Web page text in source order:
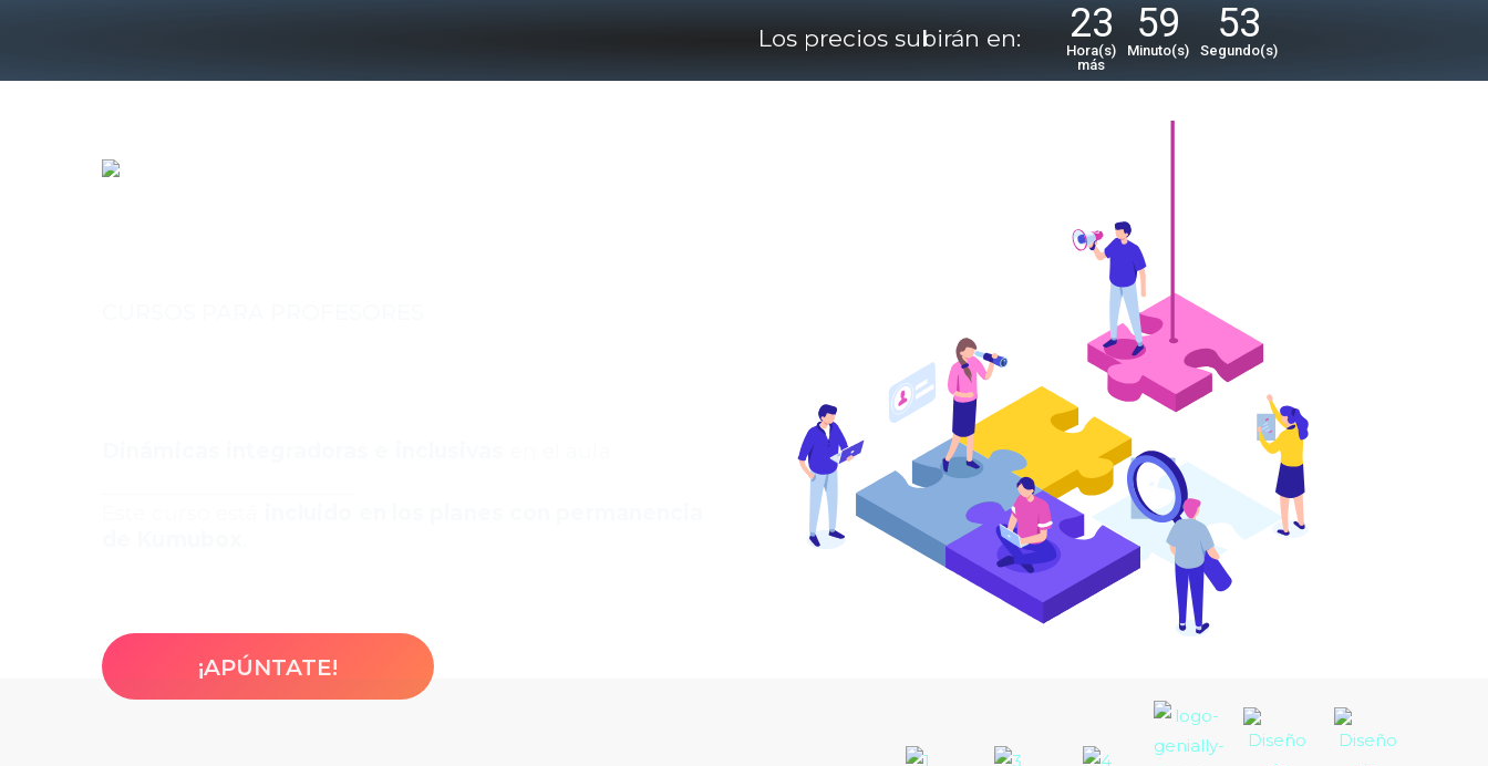
Los precios subirán en: 23
Hora(s)
más
59
Minuto(s)
51
Segundo(s)
¡APÚNTATE!